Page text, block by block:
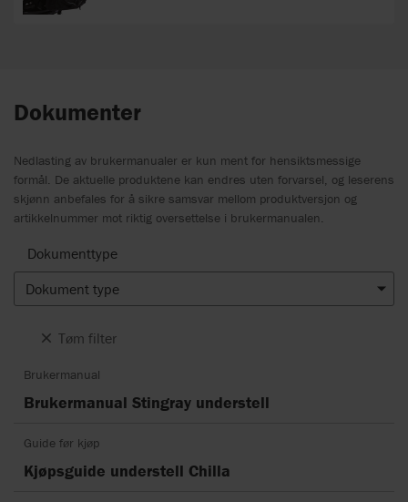
Dokumenter
Nedlasting av brukermanualer er kun ment for hensiktsmessige
formål. De aktuelle produktene kan endres uten forvarsel, og leserens
skjønn anbefales for å sikre samsvar mellom produktversjon og
artikkelnummer mot riktig oversettelse i brukermanualen.
Dokumenttype
Dokument type
Tøm filter
Brukermanual
Brukermanual Stingray understell
Guide før kjøp
Kjøpsguide understell Chilla